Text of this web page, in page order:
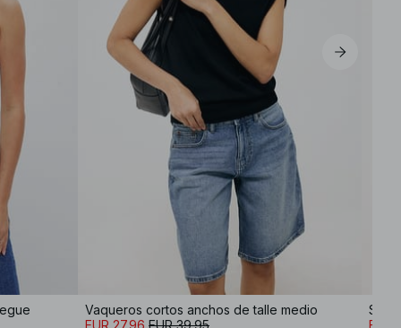
XL
Vaqueros cortos anchos de talle medio
EUR 27.96 EUR 39.95 EUR